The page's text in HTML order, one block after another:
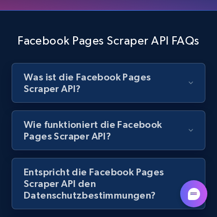
Youtube - Comments
Comment id, Comment text, Likes, Replies,
Username, Username md5, User channel, Date,
1.3K+ 113+
Pinterest - Posts
URL, Post id, Title, Content, Date posted, User
Facebook Pages Scraper API FAQs
Was ist die Facebook Pages
Scraper API?
Wie funktioniert die Facebook
Pages Scraper API?
Entspricht die Facebook Pages
Scraper API den
Datenschutzbestimmungen?